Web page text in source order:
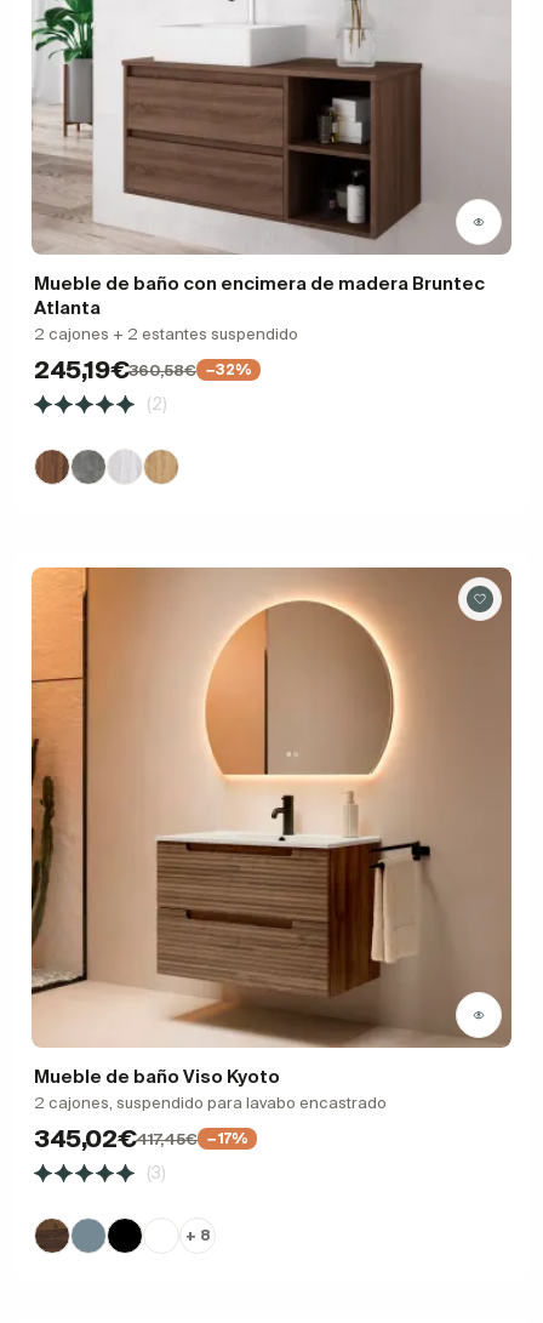
Mueble de baño con encimera de madera Bruntec
Atlanta
2 cajones + 2 estantes suspendido
245,19€360,58€ −32%
(2)
Mueble de baño Viso Kyoto
2 cajones, suspendido para lavabo encastrado
345,02€417,45€ −17%
(3)
+ 8